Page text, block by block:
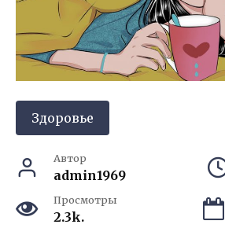
Здоровье
Автор
admin1969
Просмотры
2.3k.